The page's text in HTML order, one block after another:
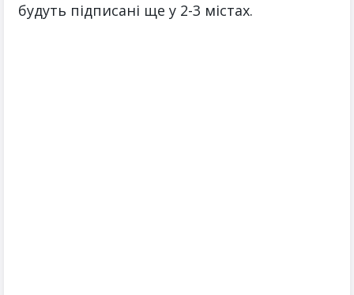
будуть підписані ще у 2-3 містах.